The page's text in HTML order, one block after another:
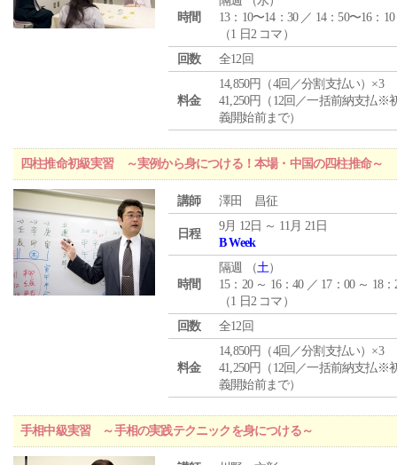
時間
13：10〜14：30 ／ 14：50〜16：10
（1 日2 コマ）
回数
全12回
料金
14,850円（4回／分割支払い）×3
41,250円（12回／一括前納支払※
義開始前まで）
四柱推命初級実習 ～実例から身につける！本場・中国の四柱推命～
講師 澤田 昌征
日程
9月 12日 ～ 11月 21日
B Week
時間
隔週 （土）
15：20 ～ 16：40 ／ 17：00 ～ 18：
（1 日2 コマ）
回数
全12回
料金
14,850円（4回／分割支払い）×3
41,250円（12回／一括前納支払※
義開始前まで）
手相中級実習 ～手相の実践テクニックを身につける～